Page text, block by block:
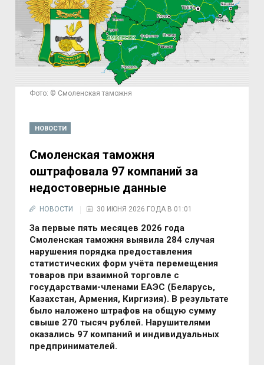
Фото: © Смоленская таможня
НОВОСТИ
Смоленская таможня
оштрафовала 97 компаний за
недостоверные данные
НОВОСТИ 30 ИЮНЯ 2026 ГОДА В 01:01
За первые пять месяцев 2026 года
Смоленская таможня выявила 284 случая
нарушения порядка предоставления
статистических форм учёта перемещения
товаров при взаимной торговле с
государствами-членами ЕАЭС (Беларусь,
Казахстан, Армения, Киргизия). В результате
было наложено штрафов на общую сумму
свыше 270 тысяч рублей. Нарушителями
оказались 97 компаний и индивидуальных
предпринимателей.